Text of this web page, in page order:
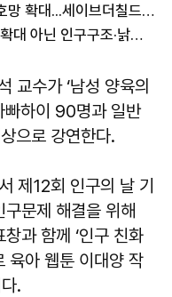
경기도, 출생 미등록 이주아동 보호망 확대...세이브더칠드런 등 4곳과 협약
추미애 지사 "경기도 재정난 복지 확대 아닌 인구구조·낡은 세수체계 문제"
교수가 ‘남성 양육의
빠하이 90명과 일반
으로 강연한다.
제12회 인구의 날 기
문제 해결을 위해
과 함께 ‘인구 친화
육아 웹툰 이대양 작
.